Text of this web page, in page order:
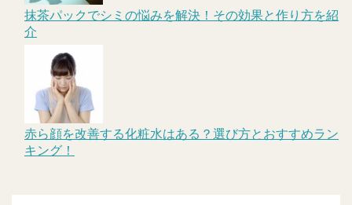
抹茶パックでシミの悩みを解決！その効果と作り方を紹
介
赤ら顔を改善する化粧水はある？選び方とおすすめラン
キング！